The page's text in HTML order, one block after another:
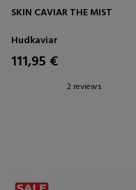
SKIN CAVIAR THE MIST
Hudkaviar
111,95 €
2 reviews